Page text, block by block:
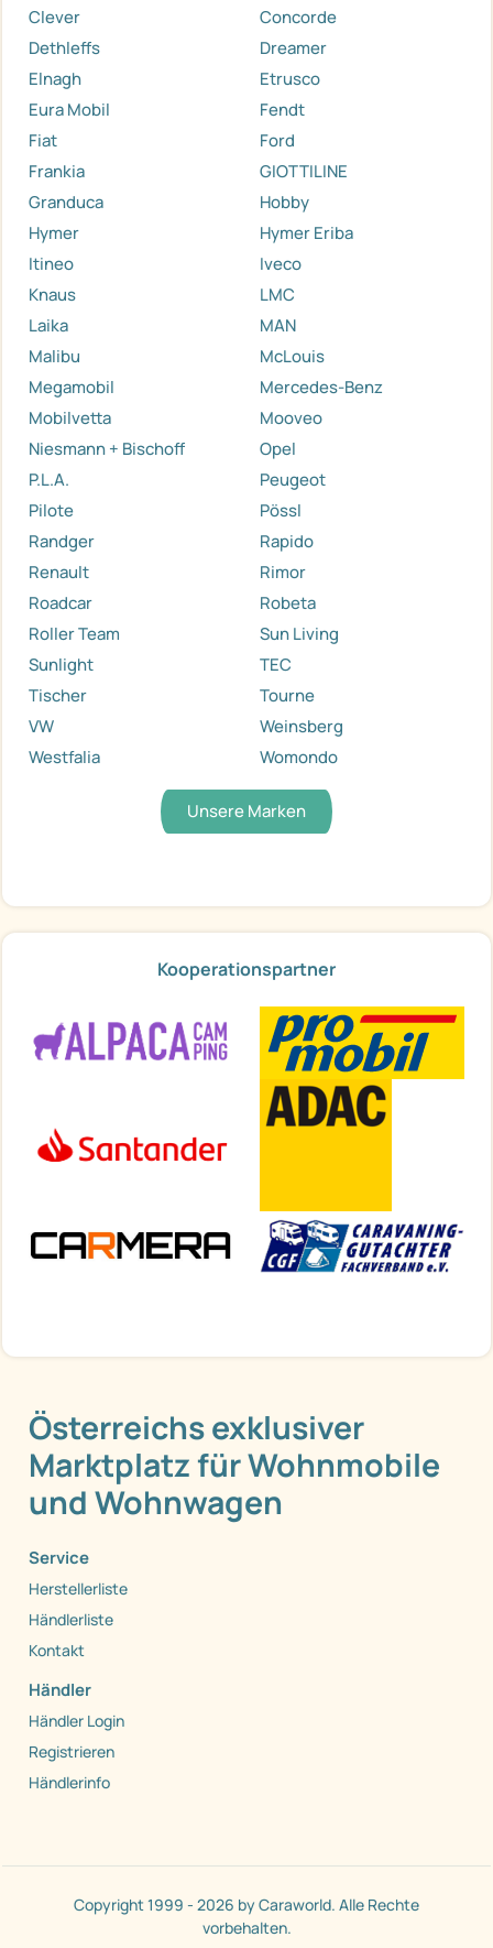
Clever
Concorde
Dethleffs
Dreamer
Elnagh
Etrusco
Eura Mobil
Fendt
Fiat
Ford
Frankia
GIOTTILINE
Granduca
Hobby
Hymer
Hymer Eriba
Itineo
Iveco
Knaus
LMC
Laika
MAN
Malibu
McLouis
Megamobil
Mercedes-Benz
Mobilvetta
Mooveo
Niesmann + Bischoff
Opel
P.L.A.
Peugeot
Pilote
Pössl
Randger
Rapido
Renault
Rimor
Roadcar
Robeta
Roller Team
Sun Living
Sunlight
TEC
Tischer
Tourne
VW
Weinsberg
Westfalia
Womondo
Unsere Marken
Kooperationspartner
Österreichs exklusiver
Marktplatz für Wohnmobile
und Wohnwagen
Service
Herstellerliste
Händlerliste
Kontakt
Händler
Händler Login
Registrieren
Händlerinfo
Copyright 1999 - 2026 by Caraworld. Alle Rechte
vorbehalten.